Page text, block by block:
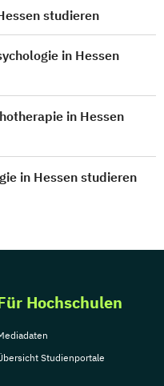
studieren
in Hessen
in Hessen
in Hessen studieren
Hochschulen
Studienportale